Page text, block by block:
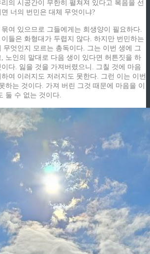
의 시공간이 무한히 펼쳐져 있다고 복음을 선
너의 번민은 대체 무엇이냐?
여 있으므로 그들에게는 희생양이 필요하다.
들은 화형대가 두렵지 않다. 하지만 번민하는
무엇인지 모르는 총독이다. 그는 이번 생에 그
노인의 말대로 다음 생이 있다면 허튼짓을 하
다. 잃을 것을 가져버렸으니. 그칠 것에 마음
여 이러지도 저러지도 못한다. 그런 이는 이번
하는 것이다. 가져 버린 그것 때문에 마음을 이
둘 수 없는 것이다.